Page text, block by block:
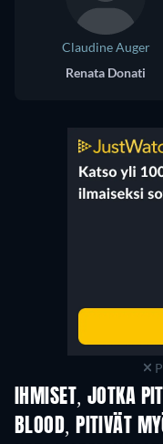
Claudine Auger
Renata Donati
IHMISET, JOTKA
BLOOD, PITIVÄT